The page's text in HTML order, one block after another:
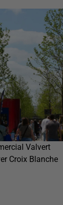
Valvert
Croix Blanche